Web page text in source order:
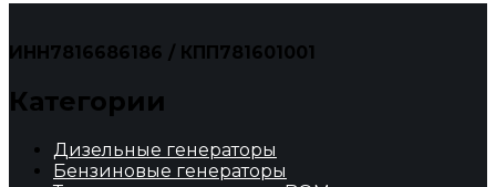
ИНН7816686186 / КПП781601001
Категории
Дизельные генераторы
Бензиновые генераторы